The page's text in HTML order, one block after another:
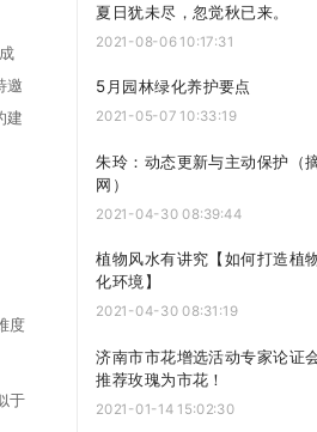
邀
建
度
于
夏日犹未尽，忽觉秋已来。
2021-08-06 10:17:31
5月园林绿化养护要点
2021-05-07 10:33:19
朱玲：动态更新与主动保护（
网）
2021-04-30 08:39:44
植物风水有讲究【如何打造植
化环境】
2021-04-30 08:31:19
济南市市花增选活动专家论证
推荐玫瑰为市花！
2021-01-14 15:02:30